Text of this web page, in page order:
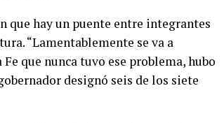
hay un puente entre integrantes
“Lamentablemente se va a
que nunca tuvo ese problema, hubo
designó seis de los siete